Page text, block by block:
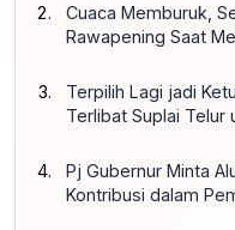
Cuaca Memburuk,
Rawapening Saat
Terpilih Lagi jadi
Terlibat Suplai Telur
Pj Gubernur Minta
Kontribusi dalam